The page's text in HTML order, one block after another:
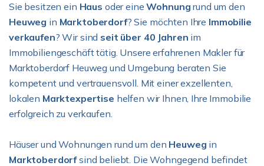
Sie besitzen ein Haus oder eineWohnungrund um den
Heuweg in Marktoberdorf? Sie möchten Ihre Immobilie
verkaufen? Wir sind seit über 40 Jahren im
Immobiliengeschäft tätig. Unsere erfahrenen Makler für
Marktoberdorf Heuweg und Umgebung beraten Sie
kompetent und vertrauensvoll. Mit einer exzellenten,
lokalen Marktexpertise helfen wir Ihnen, Ihre Immobilie
erfolgreich zu verkaufen.
Häuser und Wohnungen rund um den Heuweg in
Marktoberdorfsind beliebt. Die Wohngegend befindet